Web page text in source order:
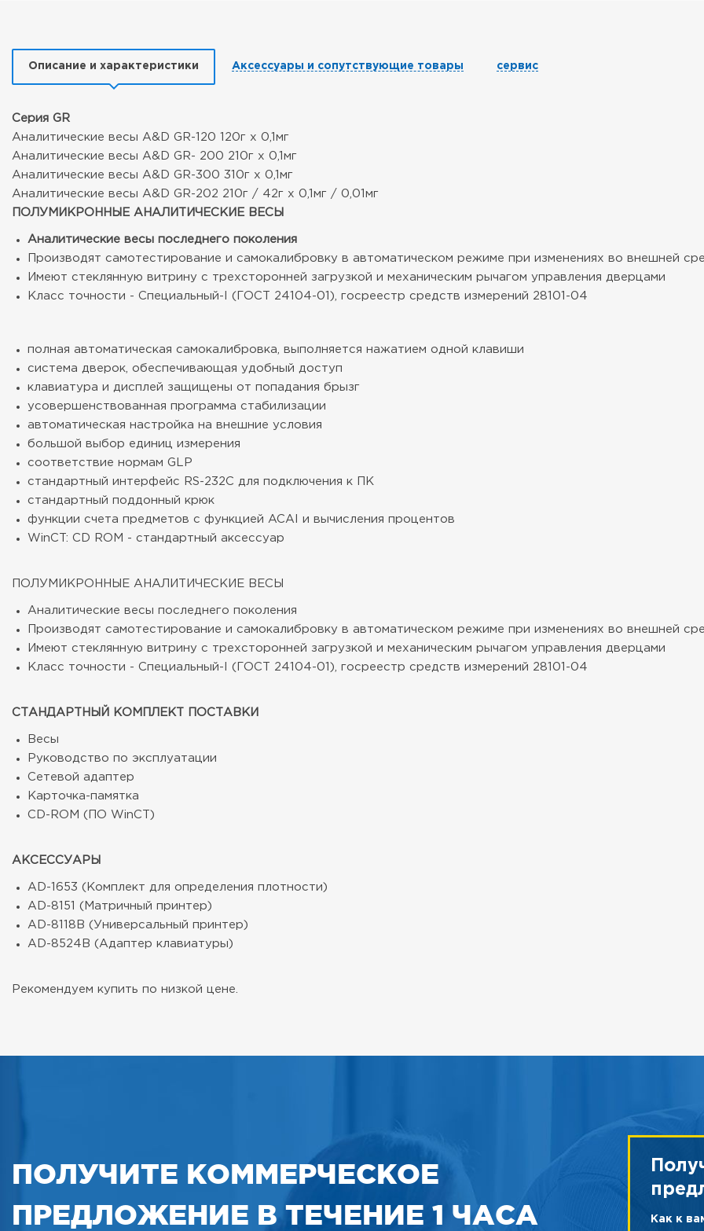
Описание и характеристики Аксессуары и сопутствующие товары сервис
Серия GR
Аналитические весы A&D GR-120 120г x 0,1мг
Аналитические весы A&D GR- 200 210г x 0,1мг
Аналитические весы A&D GR-300 310г x 0,1мг
Аналитические весы A&D GR-202 210г / 42г x 0,1мг / 0,01мг
ПОЛУМИКРОННЫЕ АНАЛИТИЧЕСКИЕ ВЕСЫ
Аналитические весы последнего поколения
Производят самотестирование и самокалибровку в автоматическом режиме при изменениях во внешней
Имеют стеклянную витрину с трехсторонней загрузкой и механическим рычагом управления дверцами
Класс точности - Специальный-I (ГОСТ 24104-01), госреестр средств измерений 28101-04
полная автоматическая самокалибровка, выполняется нажатием одной клавиши
система дверок, обеспечивающая удобный доступ
клавиатура и дисплей защищены от попадания брызг
усовершенствованная программа стабилизации
автоматическая настройка на внешние условия
большой выбор единиц измерения
соответствие нормам GLP
стандартный интерфейс RS-232C для подключения к ПК
стандартный поддонный крюк
функции счета предметов с функцией ACAI и вычисления процентов
WinCT: CD ROM - стандартный аксессуар
ПОЛУМИКРОННЫЕ АНАЛИТИЧЕСКИЕ ВЕСЫ
Аналитические весы последнего поколения
Производят самотестирование и самокалибровку в автоматическом режиме при изменениях во внешней
Имеют стеклянную витрину с трехсторонней загрузкой и механическим рычагом управления дверцами
Класс точности - Специальный-I (ГОСТ 24104-01), госреестр средств измерений 28101-04
СТАНДАРТНЫЙ КОМПЛЕКТ ПОСТАВКИ
Весы
Руководство по эксплуатации
Сетевой адаптер
Карточка-памятка
CD-ROM (ПО WinCT)
АКСЕССУАРЫ
AD-1653 (Комплект для определения плотности)
AD-8151 (Матричный принтер)
AD-8118B (Универсальный принтер)
AD-8524B (Адаптер клавиатуры)
Рекомендуем купить по низкой цене.
ПОЛУЧИТЕ КОММЕРЧЕСКОЕ
ПРЕДЛОЖЕНИЕ В ТЕЧЕНИЕ 1 ЧАСА
Как к